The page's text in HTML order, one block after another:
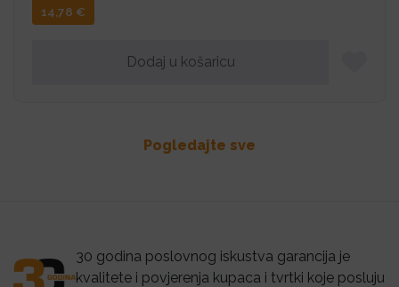
14,78 €
Dodaj u košaricu
Pogledajte sve
30 godina poslovnog iskustva garancija je
kvalitete i povjerenja kupaca i tvrtki koje posluju